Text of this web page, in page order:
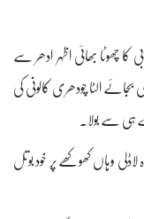
چھوٹا بھائی اظہر ادھر سے
بجائے الٹا چودھری کالونی کی
ہی سے بولا۔
وہاں کھوکھے پر خود بوتل